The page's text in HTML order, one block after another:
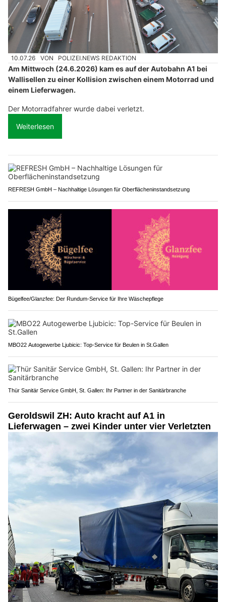
10.07.26 VON POLIZEI.NEWS REDAKTION
Am Mittwoch (24.6.2026) kam es auf der Autobahn A1 bei
Wallisellen zu einer Kollision zwischen einem Motorrad und
einem Lieferwagen.
Der Motorradfahrer wurde dabei verletzt.
Weiterlesen
REFRESH GmbH – Nachhaltige Lösungen für Oberflächeninstandsetzung
Bügelfee/Glanzfee: Der Rundum-Service für Ihre Wäschepflege
MBO22 Autogewerbe Ljubicic: Top-Service für Beulen in St.Gallen
Thür Sanitär Service GmbH, St. Gallen: Ihr Partner in der Sanitärbranche
Geroldswil ZH: Auto kracht auf A1 in
Lieferwagen – zwei Kinder unter vier Verletzten